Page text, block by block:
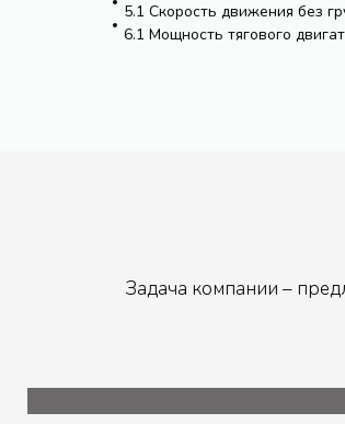
5.1 Скорость движения без
6.1 Мощность тягового
Задача компании –